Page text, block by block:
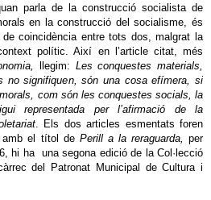
parla de la construcció socialista de
en la construcció del socialisme, és
coincidència entre tots dos, malgrat la
polític. Així en l’article citat, més
llegim: Les conquestes materials,
no signifiquen, són una cosa efímera, si
com són les conquestes socials, la
representada per l’afirmació de la
. Els dos articles esmentats foren
amb el títol de Perill a la reraguarda, per
hi ha una segona edició de la Col·lecció
del Patronat Municipal de Cultura i